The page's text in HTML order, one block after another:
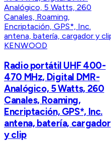
KENWOOD
Radio portátil UHF 400-
470 MHz, Digital DMR-
Analógico, 5 Watts, 260
Canales, Roaming,
Encriptación, GPS*, Inc.
antena, batería, cargador
y clip